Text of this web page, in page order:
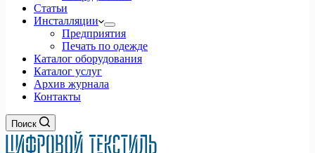
Статьи
Инсталляции
Предприятия
Печать по одежде
Каталог оборудования
Каталог услуг
Архив журнала
Контакты
Поиск